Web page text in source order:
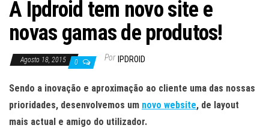
A Ipdroid tem novo site e
novas gamas de produtos!
Agosto 18, 2015 0 Por IPDROID
Sendo a inovação e aproximação ao cliente uma das nossas
prioridades, desenvolvemos um novo website, de layout
mais actual e amigo do utilizador.